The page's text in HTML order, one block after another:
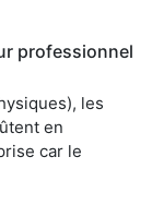
professionnel
les
en
car le